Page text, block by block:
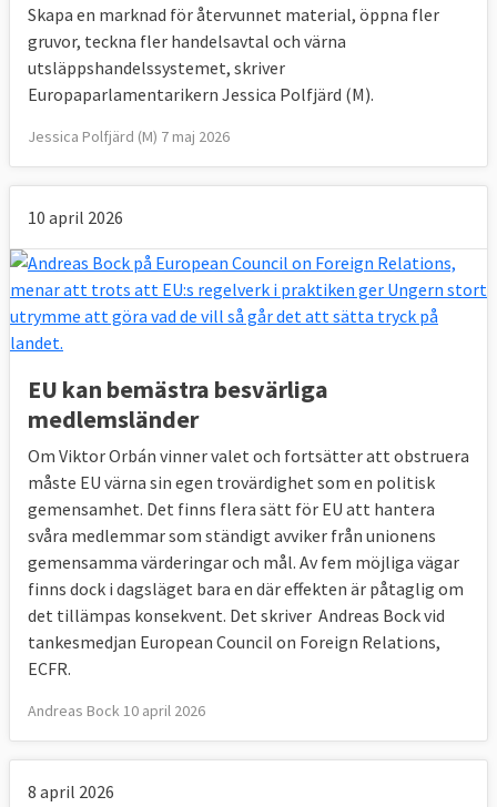
Skapa en marknad för återvunnet material, öppna fler
gruvor, teckna fler handelsavtal och värna
utsläppshandelssystemet, skriver
Europaparlamentarikern Jessica Polfjärd (M).
Jessica Polfjärd (M) 7 maj 2026
10 april 2026
EU kan bemästra besvärliga
medlemsländer
Om Viktor Orbán vinner valet och fortsätter att obstruera
måste EU värna sin egen trovärdighet som en politisk
gemensamhet. Det finns flera sätt för EU att hantera
svåra medlemmar som ständigt avviker från unionens
gemensamma värderingar och mål. Av fem möjliga vägar
finns dock i dagsläget bara en där effekten är påtaglig om
det tillämpas konsekvent. Det skriver Andreas Bock vid
tankesmedjan European Council on Foreign Relations,
ECFR.
Andreas Bock 10 april 2026
8 april 2026